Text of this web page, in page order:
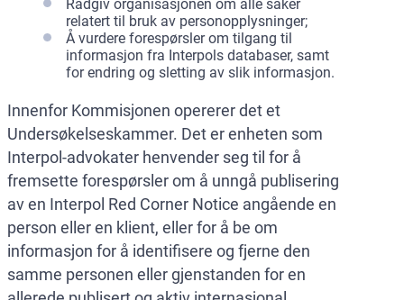
Rådgiv organisasjonen om alle saker
relatert til bruk av personopplysninger;
Å vurdere forespørsler om tilgang til
informasjon fra Interpols databaser, samt
for endring og sletting av slik informasjon.
Innenfor Kommisjonen opererer det et
Undersøkelseskammer. Det er enheten som
Interpol-advokater henvender seg til for å
fremsette forespørsler om å unngå publisering
av en Interpol Red Corner Notice angående en
person eller en klient, eller for å be om
informasjon for å identifisere og fjerne den
samme personen eller gjenstanden for en